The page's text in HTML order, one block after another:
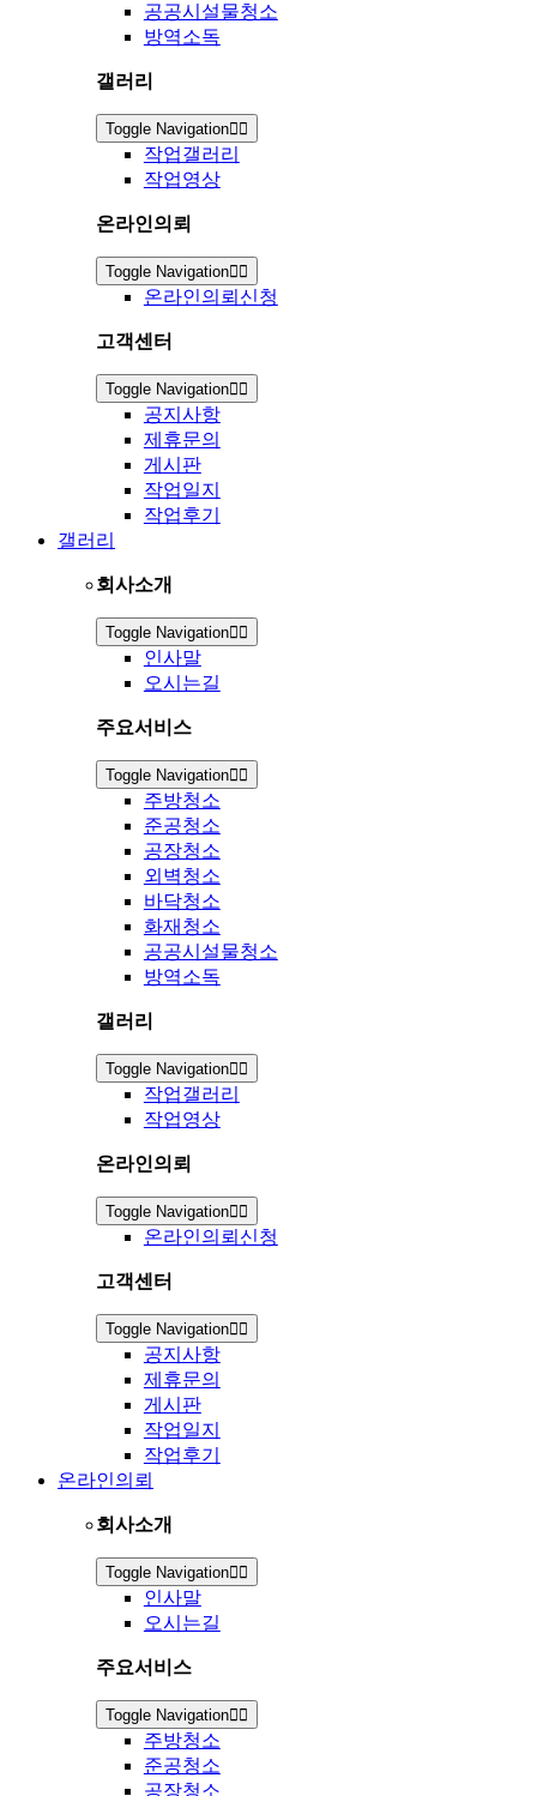
공공시설물청소
방역소독
갤러리
Toggle Navigation
작업갤러리
작업영상
온라인의뢰
Toggle Navigation
온라인의뢰신청
고객센터
Toggle Navigation
공지사항
제휴문의
게시판
작업일지
작업후기
갤러리
회사소개
Toggle Navigation
인사말
오시는길
주요서비스
Toggle Navigation
주방청소
준공청소
공장청소
외벽청소
바닥청소
화재청소
공공시설물청소
방역소독
갤러리
Toggle Navigation
작업갤러리
작업영상
온라인의뢰
Toggle Navigation
온라인의뢰신청
고객센터
Toggle Navigation
공지사항
제휴문의
게시판
작업일지
작업후기
온라인의뢰
회사소개
Toggle Navigation
인사말
오시는길
주요서비스
Toggle Navigation
주방청소
준공청소
공장청소